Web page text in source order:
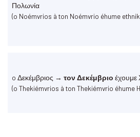
Πολωνία
(o Noémvrios à ton Noémvrio éhume
o Δεκέμβριος → τον Δεκέμβριο έχουμε
(o Thekiémvrios à ton Thekiémvrio éhume